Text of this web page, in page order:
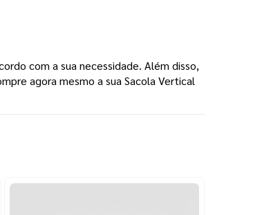
com a sua necessidade. Além disso,
agora mesmo a sua Sacola Vertical